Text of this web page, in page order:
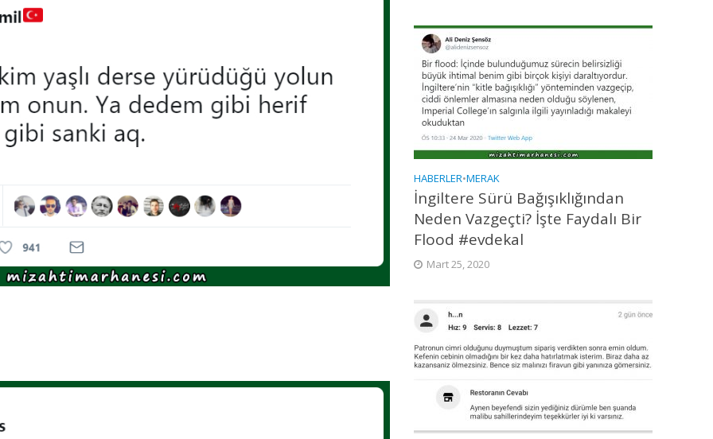
HABERLER•MERAK
İngiltere Sürü Bağışıklığından
Neden Vazgeçti? İşte Faydalı Bir
Flood #evdekal
Mart 25, 2020